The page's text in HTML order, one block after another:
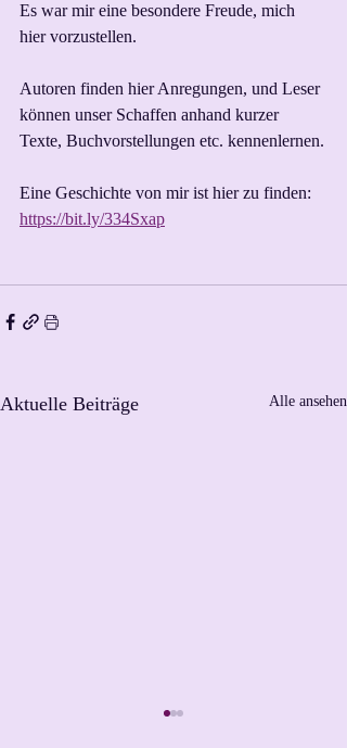
Es war mir eine besondere Freude, mich
hier vorzustellen.
Autoren finden hier Anregungen, und Leser
können unser Schaffen anhand kurzer
Texte, Buchvorstellungen etc. kennenlernen.
Eine Geschichte von mir ist hier zu finden:
https://bit.ly/334Sxap
Aktuelle Beiträge Alle ansehen